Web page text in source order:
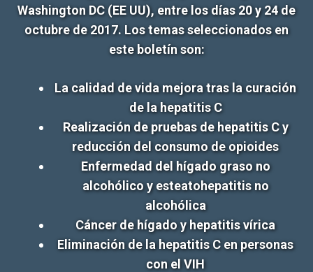
Washington DC (EE UU), entre los días 20 y 24 de
octubre de 2017. Los temas seleccionados en
este boletín son:
La calidad de vida mejora tras la curación
de la hepatitis C
Realización de pruebas de hepatitis C y
reducción del consumo de opioides
Enfermedad del hígado graso no
alcohólico y esteatohepatitis no
alcohólica
Cáncer de hígado y hepatitis vírica
Eliminación de la hepatitis C en personas
con el VIH